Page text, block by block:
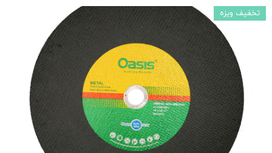
تخفیف ویزه